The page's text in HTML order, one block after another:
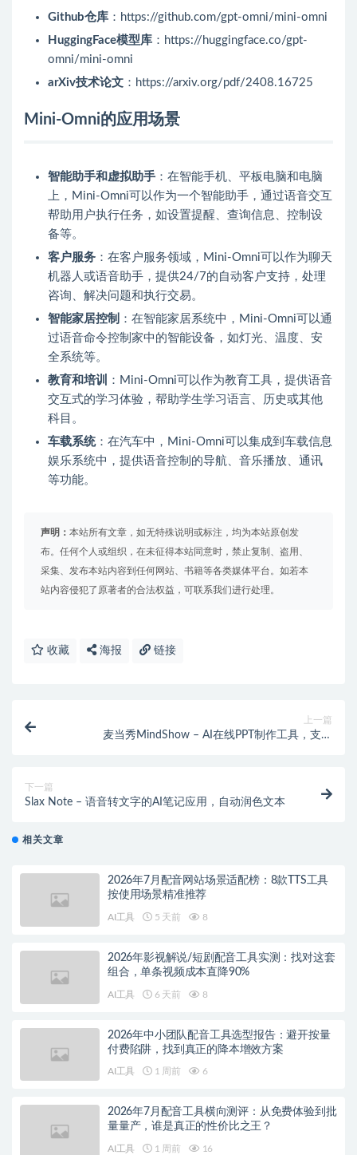
Github仓库 ：https://github.com/gpt-omni/mini-omni
HuggingFace模型库 ：https://huggingface.co/gpt-
omni/mini-omni
arXiv技术论文 ：https://arxiv.org/pdf/2408.16725
Mini-Omni的应用场景
智能助手和虚拟助手 ：在智能手机、平板电脑和电脑
上，Mini-Omni可以作为一个智能助手，通过语音交互
帮助用户执行任务，如设置提醒、查询信息、控制设
备等。
客户服务 ：在客户服务领域，Mini-Omni可以作为聊天
机器人或语音助手，提供24/7的自动客户支持，处理
咨询、解决问题和执行交易。
智能家居控制 ：在智能家居系统中，Mini-Omni可以通
过语音命令控制家中的智能设备，如灯光、温度、安
全系统等。
教育和培训
：Mini-Omni可以作为教育工具，提供语音
交互式的学习体验，帮助学生学习语言、历史或其他
科目。
车载系统：在汽车中，Mini-Omni可以集成到车载信息
娱乐系统中，提供语音控制的导航、音乐播放、通讯
等功能。
声明： 本站所有文章，如无特殊说明或标注，均为本站原创发
布。任何个人或组织，在未征得本站同意时，禁止复制、盗用、
采集、发布本站内容到任何网站、书籍等各类媒体平台。如若本
站内容侵犯了原著者的合法权益，可联系我们进行处理。
收藏 海报 链接
上一篇
麦当秀MindShow – AI在线PPT制作工具，支持
下一篇
Slax Note – 语音转文字的AI笔记应用，自动润色文本
相关文章
2026年7月配音网站场景适配榜：8款TTS工具
按使用场景精准推荐
AI工具 5 天前 8
2026年影视解说/短剧配音工具实测：找对这套
组合，单条视频成本直降90%
AI工具 6 天前 8
2026年中小团队配音工具选型报告：避开按量
付费陷阱，找到真正的降本增效方案
AI工具 1 周前 6
2026年7月配音工具横向测评：从免费体验到批
量量产，谁是真正的性价比之王？
AI工具 1 周前 16